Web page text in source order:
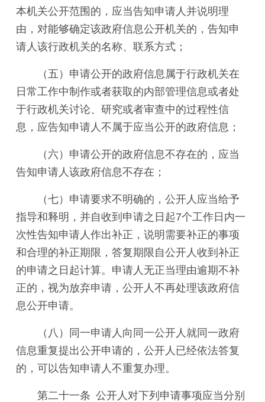
本机关公开范围的，应当告知申请人并说明理
由，对能够确定该政府信息公开机关的，告知申
请人该行政机关的名称、联系方式；
（五）申请公开的政府信息属于行政机关在
日常工作中制作或者获取的内部管理信息或者处
于行政机关讨论、研究或者审查中的过程性信
息，应告知申请人不属于应当公开的政府信息；
（六）申请公开的政府信息不存在的，应当
告知申请人该政府信息不存在；
（七）申请要求不明确的，公开人应当给予
指导和释明，并自收到申请之日起7个工作日内一
次性告知申请人作出补正，说明需要补正的事项
和合理的补正期限，答复期限自公开人收到补正
的申请之日起计算。申请人无正当理由逾期不补
正的，视为放弃申请，公开人不再处理该政府信
息公开申请。
（八）同一申请人向同一公开人就同一政府
信息重复提出公开申请的，公开人已经依法答复
的，可以告知申请人不重复办理。
第二十一条 公开人对下列申请事项应当分别